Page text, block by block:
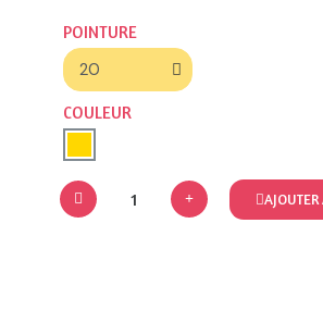
POINTURE
COULEUR